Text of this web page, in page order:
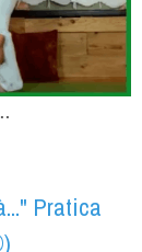
Pratica